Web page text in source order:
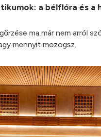
a bélflóra és a
ma már nem arról
mennyit mozogsz.